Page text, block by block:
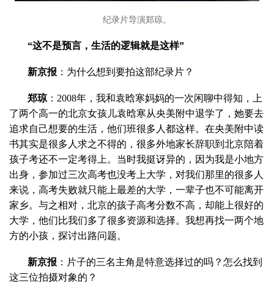
纪录片导演郑琼。
“这不是预言，生活的逻辑就是这样”
新京报 ：为什么想到要拍这部纪录片？
郑琼 ：2008年，我和袁晗寒妈妈的一次闲聊中得知，上
了两个高一的北京女孩儿袁晗寒从央美附中退学了，她要去
追求自己想要的生活，他们班很多人都这样。在央美附中读
书其实是很多人求之不得的，很多外地家长辞职到北京陪着
孩子考还不一定考得上。当时我挺讶异的，因为我是小地方
出身，参加过三次高考也没考上大学，对我们那里的很多人
来说，高考失败就只能上最差的大学，一辈子也不可能离开
家乡。与之相对，北京的孩子高考分数不高，却能上很好的
大学，他们比我们多了很多资源和选择。我想再找一两个地
方的小孩，探讨出路问题。
新京报 ：片子的三名主角是特意选择过的吗？怎么找到
这三位拍摄对象的？